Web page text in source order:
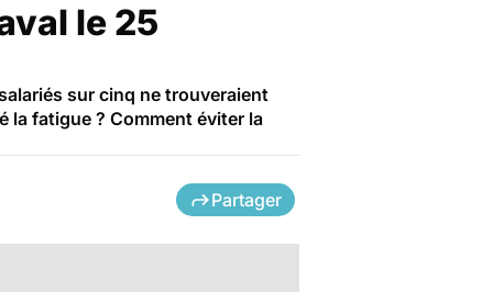
le 25
sur cinq ne trouveraient
la fatigue ? Comment éviter la
Partager